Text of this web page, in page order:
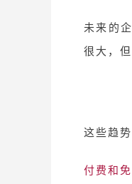
未来的
很大，
这些趋
付费和